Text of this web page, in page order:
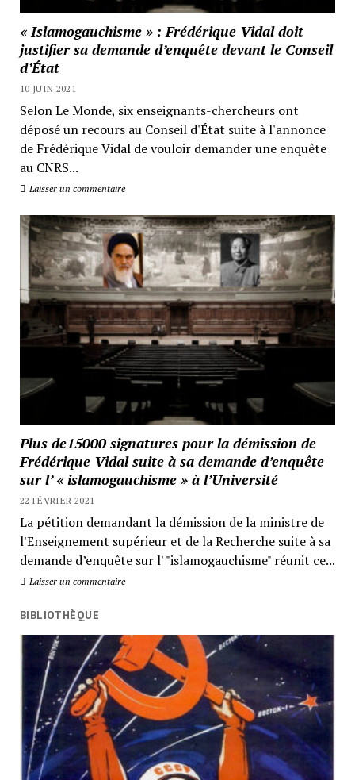
« Islamogauchisme » : Frédérique Vidal doit
justifier sa demande d’enquête devant le Conseil
d’État
10 JUIN 2021
Selon Le Monde, six enseignants-chercheurs ont
déposé un recours au Conseil d'État suite à l'annonce
de Frédérique Vidal de vouloir demander une enquête
au CNRS...
Laisser un commentaire
Plus de15000 signatures pour la démission de
Frédérique Vidal suite à sa demande d’enquête
sur l’ « islamogauchisme » à l’Université
22 FÉVRIER 2021
La pétition demandant la démission de la ministre de
l'Enseignement supérieur et de la Recherche suite à sa
demande d’enquête sur l' "islamogauchisme" réunit ce...
Laisser un commentaire
BIBLIOTHÈQUE